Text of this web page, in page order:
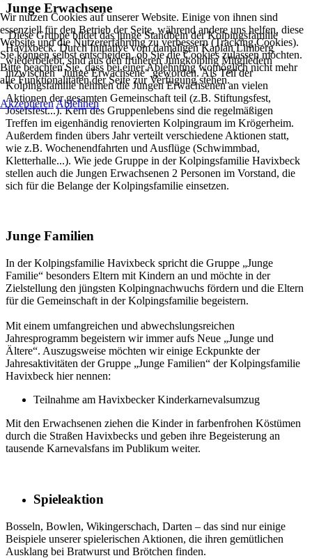
Junge Erwachsene
Diese Gruppe bildet das junge Standbein der Kolpingsfamilie
Havixbeck. Durch Initiative vom damaligen Kaplan Limberg
wiederbelebt, sind aus den früheren Jungkolping Mitgliedern
inzwischen "Junge Erwachsene" geworden. Als Teil der
Kolpingsfamilie nehmen die Jungen Erwachsenen an vielen
Aktionen der gesamten Gemeinschaft teil (z.B. Stiftungsfest,
Josefsfest...). Kern des Gruppenlebens sind die regelmäßigen
Treffen im eigenhändig renovierten Kolpingraum im Krögerheim.
Außerdem finden übers Jahr verteilt verschiedene Aktionen statt,
wie z.B. Wochenendfahrten und Ausflüge (Schwimmbad,
Kletterhalle...). Wie jede Gruppe in der Kolpingsfamilie Havixbeck
stellen auch die Jungen Erwachsenen 2 Personen im Vorstand, die
sich für die Belange der Kolpingsfamilie einsetzen.
Junge Familien
In der Kolpingsfamilie Havixbeck spricht die Gruppe „Junge
Familie“ besonders Eltern mit Kindern an und möchte in der
Zielstellung den jüngsten Kolpingnachwuchs fördern und die Eltern
für die Gemeinschaft in der Kolpingsfamilie begeistern.
Mit einem umfangreichen und abwechslungsreichen
Jahresprogramm begeistern wir immer aufs Neue „Junge und
Ältere“. Auszugsweise möchten wir einige Eckpunkte der
Jahresaktivitäten der Gruppe „Junge Familien“ der Kolpingsfamilie
Havixbeck hier nennen:
Teilnahme am Havixbecker Kinderkarnevalsumzug
Mit den Erwachsenen ziehen die Kinder in farbenfrohen Köstümen
durch die Straßen Havixbecks und geben ihre Begeisterung an
tausende Karnevalsfans im Publikum weiter.
Spieleaktion
Bosseln, Bowlen, Wikingerschach, Darten – das sind nur einige
Beispiele unserer spielerischen Aktionen, die ihren gemütlichen
Ausklang bei Bratwurst und Brötchen finden.
Wir nutzen Cookies auf unserer Website. Einige von ihnen sind
essenziell für den Betrieb der Seite, während andere uns helfen, diese
Website und die Nutzererfahrung zu verbessern (Tracking Cookies).
Sie können selbst entscheiden, ob Sie die Cookies zulassen möchten.
Bitte beachten Sie, dass bei einer Ablehnung womöglich nicht mehr
alle Funktionalitäten der Seite zur Verfügung stehen.
AkzeptierenAblehnen